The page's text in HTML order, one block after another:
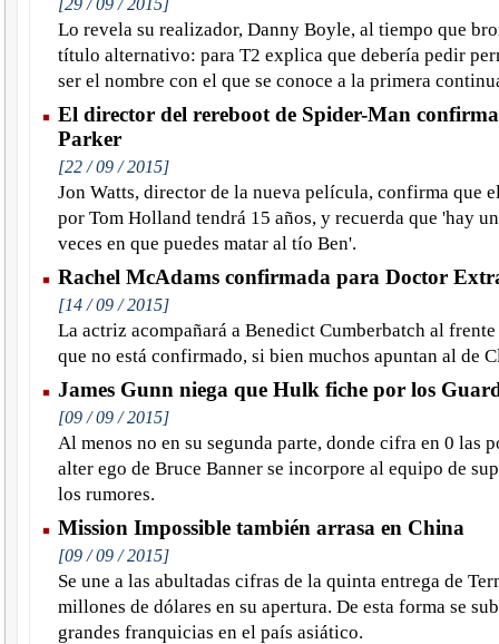
[29 / 09 / 2015]
Lo revela su realizador, Danny Boyle, al tiempo que
título alternativo: para T2 explica que debería pedir
ser el nombre con el que se conoce a la primera
El director del rereboot de Spider-Man
Parker
[22 / 09 / 2015]
Jon Watts, director de la nueva película, confirma que
por Tom Holland tendrá 15 años, y recuerda que 'hay
veces en que puedes matar al tío Ben'.
Rachel McAdams confirmada para Doctor
[14 / 09 / 2015]
La actriz acompañará a Benedict Cumberbatch al
que no está confirmado, si bien muchos apuntan al de
James Gunn niega que Hulk fiche por los
[09 / 09 / 2015]
Al menos no en su segunda parte, donde cifra en 0 las
alter ego de Bruce Banner se incorpore al equipo de
los rumores.
Mission Impossible también arrasa en China
[09 / 09 / 2015]
Se une a las abultadas cifras de la quinta entrega de
millones de dólares en su apertura. De esta forma se
grandes franquicias en el país asiático.